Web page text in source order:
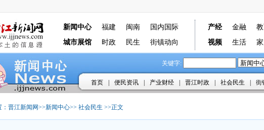
新闻中心 福建 闽南
国内国际
城市展馆
时政 民生 街镇动向
产经 金融
视频
生活
关键字:
首页 便民资讯 产业财经 晋江时政 社会民生 街
晋江新闻网>>新闻中心>> 社会民生 >>正文